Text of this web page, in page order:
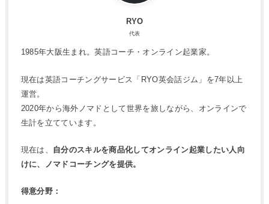
RYO
代表
1985年大阪生まれ。英語コーチ・オンライン起業家。
現在は英語コーチングサービス「RYO英会話ジム」を7年以上
運営。
2020年から海外ノマドとして世界を旅しながら、オンラインで
生計を立てています。
現在は、 自分のスキルを商品化してオンライン起業したい人向
けに、ノマドコーチングを提供。
得意分野：